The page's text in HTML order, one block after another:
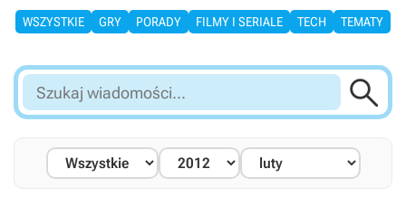
WSZYSTKIE GRY PORADY FILMY I SERIALE TECH TEMATY
Szukaj
wiadomości...
